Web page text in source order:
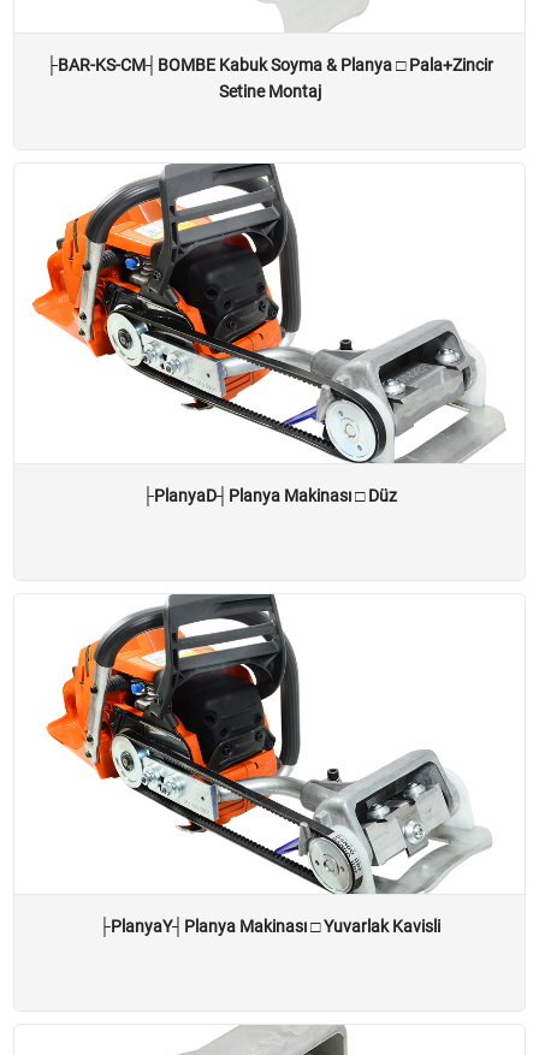
├BAR-KS-CM┤BOMBE Kabuk Soyma & Planya □ Pala+Zincir
Setine Montaj
├PlanyaD┤Planya Makinası □ Düz
├PlanyaY┤Planya Makinası □ Yuvarlak Kavisli